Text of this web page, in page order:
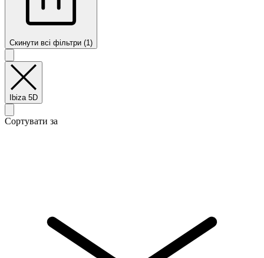
Скинути всі фільтри (1)
Ibiza 5D
Сортувати за